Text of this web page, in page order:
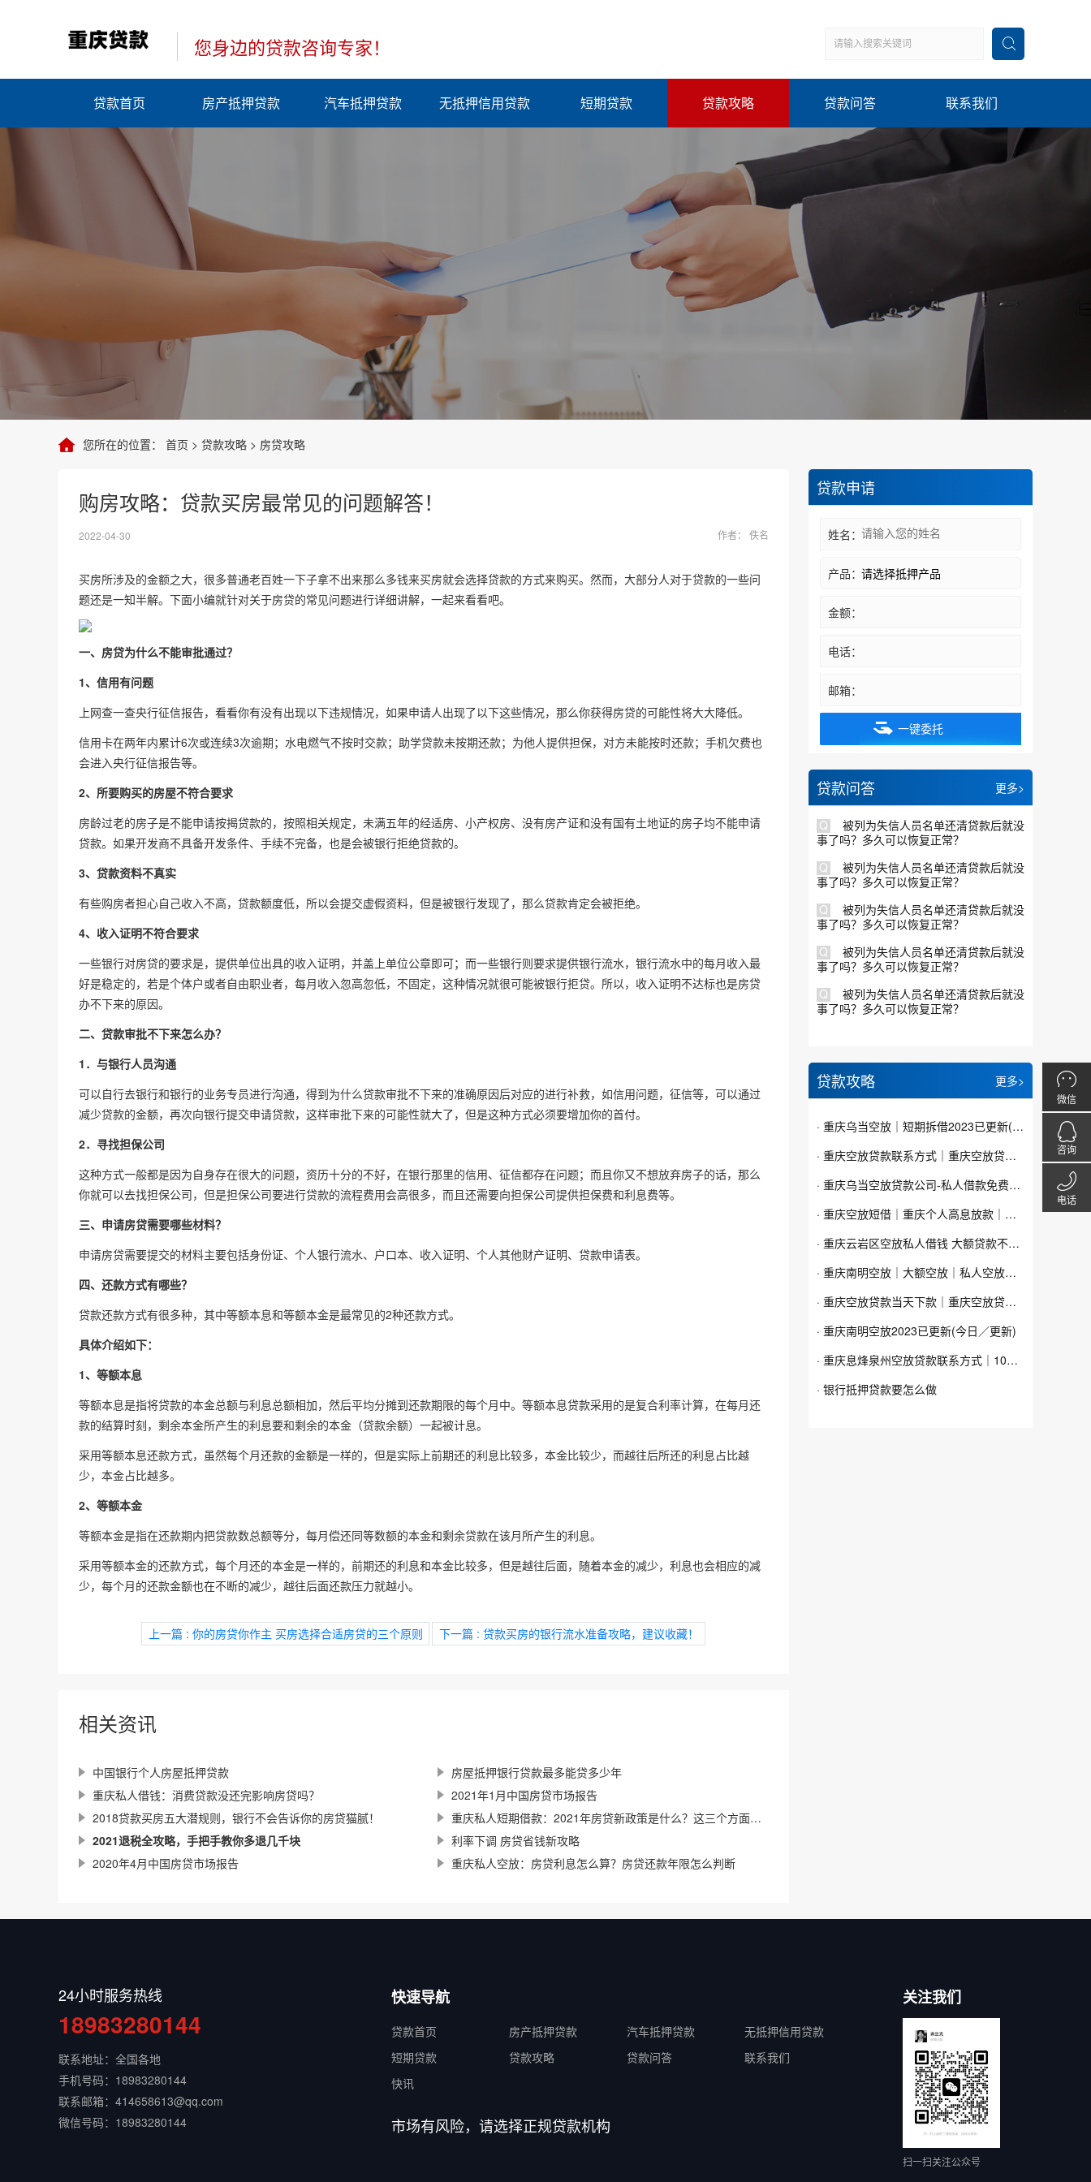
您身边的贷款咨询专家！
贷款首页 房产抵押贷款 汽车抵押贷款 无抵押信用贷款 短期贷款 贷款攻略 贷款问答 联系我们
快讯
您所在的位置： 首页 > 贷款攻略 > 房贷攻略
购房攻略：贷款买房最常见的问题解答！
2022-04-30 作者： 佚名
买房所涉及的金额之大，很多普通老百姓一下子拿不出来那么多钱来买房就会选择贷款的方式来购买。然而，大部分人对于贷款的一些问
题还是一知半解。下面小编就针对关于房贷的常见问题进行详细讲解，一起来看看吧。
一、房贷为什么不能审批通过？
1、信用有问题
上网查一查央行征信报告，看看你有没有出现以下违规情况，如果申请人出现了以下这些情况，那么你获得房贷的可能性将大大降低。
信用卡在两年内累计6次或连续3次逾期；水电燃气不按时交款；助学贷款未按期还款；为他人提供担保，对方未能按时还款；手机欠费也
会进入央行征信报告等。
2、所要购买的房屋不符合要求
房龄过老的房子是不能申请按揭贷款的，按照相关规定，未满五年的经适房、小产权房、没有房产证和没有国有土地证的房子均不能申请
贷款。如果开发商不具备开发条件、手续不完备，也是会被银行拒绝贷款的。
3、贷款资料不真实
有些购房者担心自己收入不高，贷款额度低，所以会提交虚假资料，但是被银行发现了，那么贷款肯定会被拒绝。
4、收入证明不符合要求
一些银行对房贷的要求是，提供单位出具的收入证明，并盖上单位公章即可；而一些银行则要求提供银行流水，银行流水中的每月收入最
好是稳定的，若是个体户或者自由职业者，每月收入忽高忽低，不固定，这种情况就很可能被银行拒贷。所以，收入证明不达标也是房贷
办不下来的原因。
二、贷款审批不下来怎么办？
1．与银行人员沟通
可以自行去银行和银行的业务专员进行沟通，得到为什么贷款审批不下来的准确原因后对应的进行补救，如信用问题，征信等，可以通过
减少贷款的金额，再次向银行提交申请贷款，这样审批下来的可能性就大了，但是这种方式必须要增加你的首付。
2．寻找担保公司
这种方式一般都是因为自身存在很大的问题，资历十分的不好，在银行那里的信用、征信都存在问题；而且你又不想放弃房子的话，那么
你就可以去找担保公司，但是担保公司要进行贷款的流程费用会高很多，而且还需要向担保公司提供担保费和利息费等。
三、申请房贷需要哪些材料？
申请房贷需要提交的材料主要包括身份证、个人银行流水、户口本、收入证明、个人其他财产证明、贷款申请表。
四、还款方式有哪些？
贷款还款方式有很多种，其中等额本息和等额本金是最常见的2种还款方式。
具体介绍如下：
1、等额本息
等额本息是指将贷款的本金总额与利息总额相加，然后平均分摊到还款期限的每个月中。等额本息贷款采用的是复合利率计算，在每月还
款的结算时刻，剩余本金所产生的利息要和剩余的本金（贷款余额）一起被计息。
采用等额本息还款方式，虽然每个月还款的金额是一样的，但是实际上前期还的利息比较多，本金比较少，而越往后所还的利息占比越
少，本金占比越多。
2、等额本金
等额本金是指在还款期内把贷款数总额等分，每月偿还同等数额的本金和剩余贷款在该月所产生的利息。
采用等额本金的还款方式，每个月还的本金是一样的，前期还的利息和本金比较多，但是越往后面，随着本金的减少，利息也会相应的减
少，每个月的还款金额也在不断的减少，越往后面还款压力就越小。
上一篇 : 你的房贷你作主 买房选择合适房贷的三个原则 下一篇 : 贷款买房的银行流水准备攻略，建议收藏！
相关资讯
中国银行个人房屋抵押贷款
房屋抵押银行贷款最多能贷多少年
重庆私人借钱：消费贷款没还完影响房贷吗？
2021年1月中国房贷市场报告
2018贷款买房五大潜规则，银行不会告诉你的房贷猫腻！
重庆私人短期借款：2021年房贷新政策是什么？这三个方面每个购房人都要知道
2021退税全攻略，手把手教你多退几千块
利率下调 房贷省钱新攻略
2020年4月中国房贷市场报告
重庆私人空放：房贷利息怎么算？房贷还款年限怎么判断
贷款申请
姓名：
产品：
金额：
电话：
邮箱：
贷款问答 更多>
Q
被列为失信人员名单还清贷款后就没
事了吗？多久可以恢复正常？
Q
被列为失信人员名单还清贷款后就没
事了吗？多久可以恢复正常？
Q
被列为失信人员名单还清贷款后就没
事了吗？多久可以恢复正常？
Q
被列为失信人员名单还清贷款后就没
事了吗？多久可以恢复正常？
Q
被列为失信人员名单还清贷款后就没
事了吗？多久可以恢复正常？
贷款攻略 更多>
· 重庆乌当空放｜短期拆借2023已更新(今日／发布)
· 重庆空放贷款联系方式｜重庆空放贷款当天下款 一手资金随借随还
· 重庆乌当空放贷款公司-私人借款免费办理贷款已更新
· 重庆空放短借｜重庆个人高息放款｜重庆贷款私贷哪里有｜今天已更新(今日／发现)
· 重庆云岩区空放私人借钱 大额贷款不看征信 纯私人放款十万
· 重庆南明空放｜大额空放｜私人空放｜私人放款
· 重庆空放贷款当天下款｜重庆空放贷款｜短期周转｜私人借钱
· 重庆南明空放2023已更新(今日／更新)
· 重庆息烽泉州空放贷款联系方式｜10万额度当天到账｜
· 银行抵押贷款要怎么做
24小时服务热线
18983280144
联系地址：全国各地
手机号码：18983280144
联系邮箱：414658613@qq.com
微信号码：18983280144
快速导航
贷款首页 房产抵押贷款 汽车抵押贷款
无抵押信用贷款
短期贷款
贷款攻略 贷款问答
联系我们
快讯
市场有风险，请选择正规贷款机构
关注我们
扫一扫关注公众号
微信
咨询
在线咨
电话